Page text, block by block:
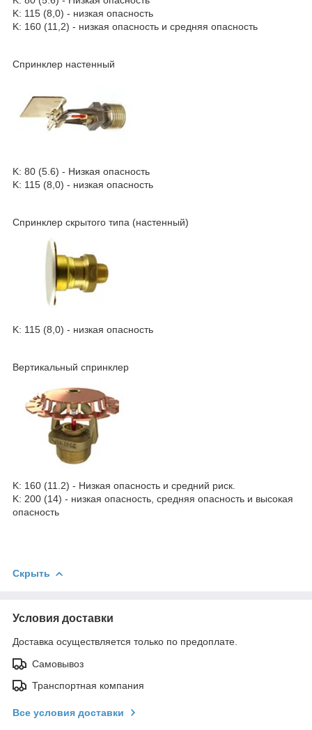
K: 115 (8,0) - низкая опасность
K: 160 (11,2) - низкая опасность и средняя опасность
Спринклер настенный
K: 80 (5.6) - Низкая опасность
K: 115 (8,0) - низкая опасность
Спринклер скрытого типа (настенный)
K: 115 (8,0) - низкая опасность
Вертикальный спринклер
K: 160 (11.2) - Низкая опасность и средний риск.
K: 200 (14) - низкая опасность, средняя опасность и высокая
опасность
Скрыть
Условия доставки
Доставка осуществляется только по предоплате.
Самовывоз
Транспортная компания
Все условия доставки